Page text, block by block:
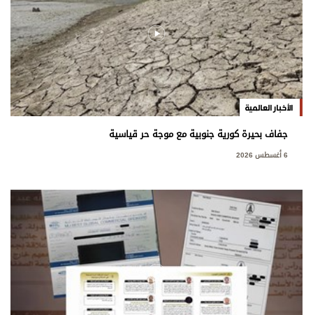
الأخبار العالمية
جفاف بحيرة كورية جنوبية مع موجة حر قياسية
6 أغسطس 2026